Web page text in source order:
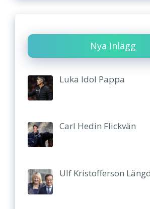
Nya Inlägg
Luka Idol Pappa
Carl Hedin Flickvän
Ulf Kristofferson Längd